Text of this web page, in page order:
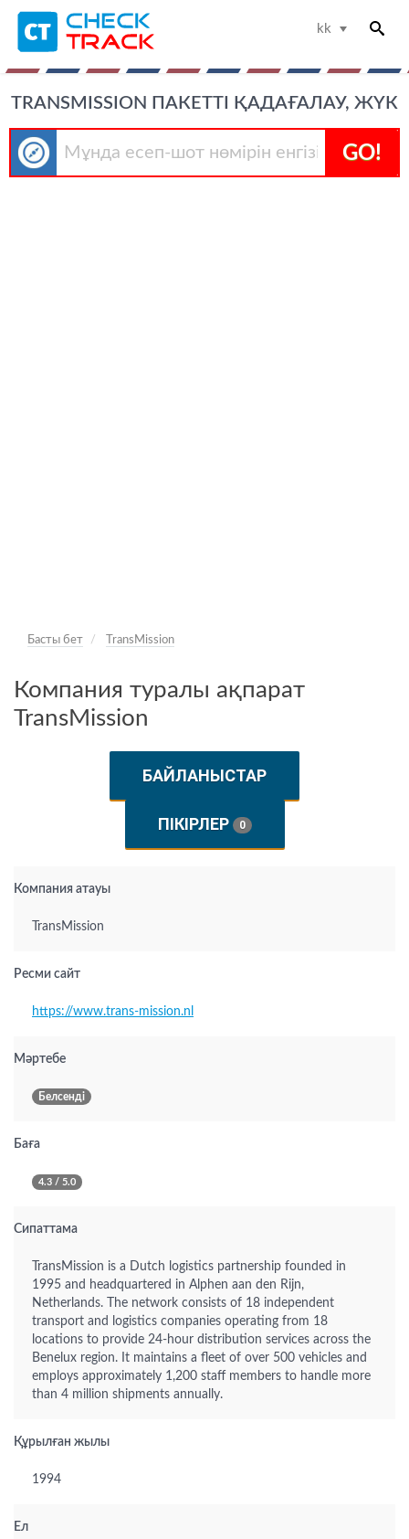
kk
TRANSMISSION ПАКЕТТІ ҚАДАҒАЛАУ, ЖҮК
GO!
Басты бет TransMission
Компания туралы ақпарат
TransMission
БАЙЛАНЫСТАР
ПІКІРЛЕР 0
Компания атауы
TransMission
Ресми сайт
https://www.trans-mission.nl
Мәртебе
Белсенді
Баға
4.3 / 5.0
Сипаттама
TransMission is a Dutch logistics partnership founded in
1995 and headquartered in Alphen aan den Rijn,
Netherlands. The network consists of 18 independent
transport and logistics companies operating from 18
locations to provide 24-hour distribution services across the
Benelux region. It maintains a fleet of over 500 vehicles and
employs approximately 1,200 staff members to handle more
than 4 million shipments annually.
Құрылған жылы
1994
Ел